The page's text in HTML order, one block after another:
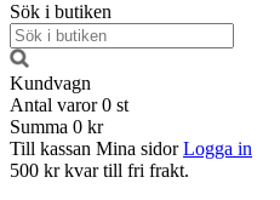
Sök i butiken
Kundvagn
Antal varor 0 st
Summa 0 kr
Till kassan Mina sidor Logga in
500 kr kvar till fri frakt.